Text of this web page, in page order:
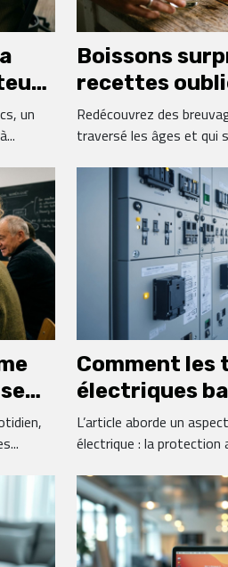
un
Boissons
recettes
grand retour
Redécouvrez des
traversé les âges et qui
à
Comment les
électriques
sécurisent-ils
installations
L’article aborde un
électrique : la protection